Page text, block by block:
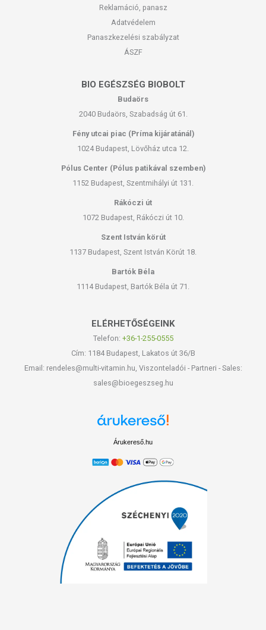
Reklamáció, panasz
Adatvédelem
Panaszkezelési szabályzat
ÁSZF
BIO EGÉSZSÉG BIOBOLT
Budaörs
2040 Budaörs, Szabadság út 61.
Fény utcai piac (Príma kijáratánál)
1024 Budapest, Lövőház utca 12.
Pólus Center (Pólus patikával szemben)
1152 Budapest, Szentmihályi út 131.
Rákóczi út
1072 Budapest, Rákóczi út 10.
Szent István körút
1137 Budapest, Szent István Körút 18.
Bartók Béla
1114 Budapest, Bartók Béla út 71.
ELÉRHETŐSÉGEINK
Telefon: +36-1-255-0555
Cím: 1184 Budapest, Lakatos út 36/B
Email: rendeles@multi-vitamin.hu, Viszonteladói - Partneri - Sales:
sales@bioegeszseg.hu
Árukereső.hu